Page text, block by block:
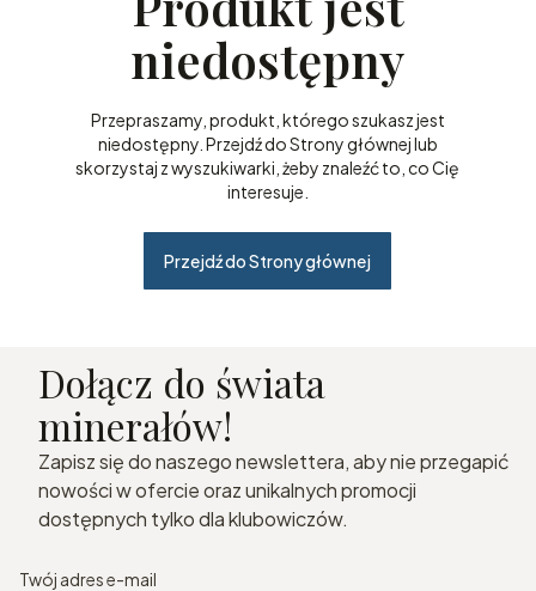
niedostępny
Przepraszamy, produkt, którego szukasz jest
niedostępny. Przejdź do Strony głównej lub
skorzystaj z wyszukiwarki, żeby znaleźć to, co Cię
interesuje.
Przejdź do Strony głównej
Dołącz do świata
minerałów!
Zapisz się do naszego newslettera, aby nie przegapić
nowości w ofercie oraz unikalnych promocji
dostępnych tylko dla klubowiczów.
Twój adres e-mail